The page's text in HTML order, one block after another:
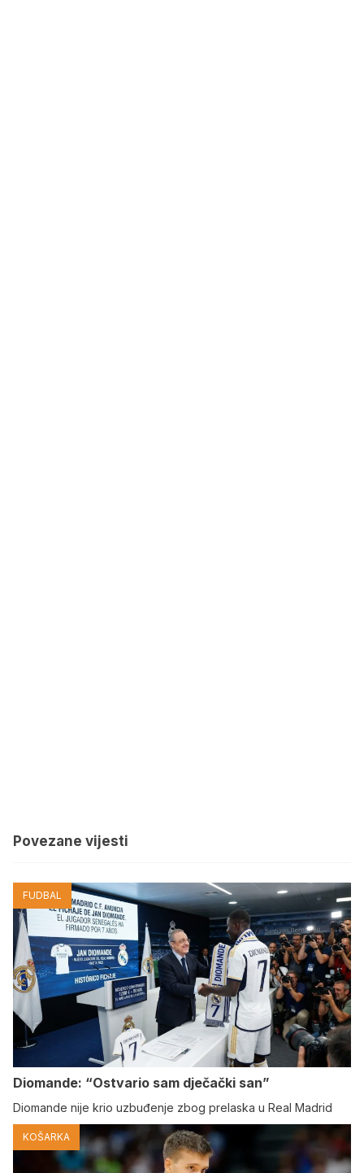
Povezane vijesti
FUDBAL
Diomande: “Ostvario sam dječački san”
Diomande nije krio uzbuđenje zbog prelaska u Real Madrid
KOŠARKA